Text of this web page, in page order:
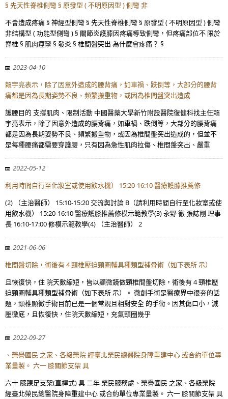
§ 先天性脊椎側彎 § 原發型 ( 不明原因型 ) 側彎 非
不會造成疼痛 § 神經型側彎 § 先天性脊椎側彎 § 原發型 ( 不明原因型 ) 側彎
非結構型 ( 功能型側彎 ) § 關節炎護膝因疼痛導致側彎，但疼痛部位不 限於
脊椎 § 肌肉痙攣 § 發炎 § 椎間盤突出 為什麼會疼痛？ §
2023-04-10
賴宇亮表示，除了因意外造成的腰背痛，如車禍、跌倒等，大部分的腰背
痛都是因為長期姿勢不良、頻繁搬重物，或因為椎間盤突出造成
護腰目的 支撐肌肉、限制活動 中國醫藥大學新竹附設醫院復健科找主任賴
宇亮表示，除了因意外造成的腰背痛，如車禍、跌倒等，大部分的腰背痛
都是因為長期姿勢不良、頻繁搬重物，或因為椎間盤突出造成的，但並不
是每種腰痛都需要穿護腰，只有因為急性肌肉拉傷、椎間盤突出、嚴重
2022-05-12
利用時間自行至化妝室或使用飲水機） 15:20-16:10 醫療護膝推薦修
(2) （主治醫師） 15:10-15:20 交流與討論 B（請利用時間自行至化妝室或使
用飲水機） 15:20-16:10 醫療護膝推薦修模示範教學(3) 永野 徹 張誌剛 理事
長 16:10-17:00 修模示範教學(4) （主治醫師） 2
2021-06-06
椎間盤切除，術後有 4 頸椎壓迫頸圈輔具種類型補骨術（如下表所 示）
且恢復快，住 院天數縮短，皆以顯微鏡做頸椎間盤切除，術後有 4 頸椎壓
迫頸圈輔具種類型補骨術（如下表所 示）。 微創手術是醫療界中很夯的話
題，頸椎顯微手術目前已是一個常規且相對安全 的手術。因其傷口小，減
壓徹底，且恢復快，住院天數縮短，充氣頸圈幾乎
2022-09-27
、榮譽國民 之家、各級榮院 經臺北榮民總醫院身障重建中心 或合約單位專
業量製。 六一 膝關節支架 具
六十 膝踝足支架(直桿式) 具 二年 榮民服務處、榮譽國民 之家、各級榮院
經臺北榮民總醫院身障重建中心 或合約單位專業量製。 六一 膝關節支架 具